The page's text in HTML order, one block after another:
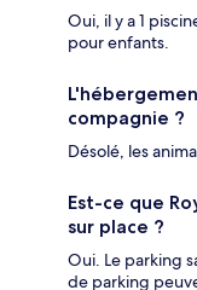
Oui, il y a 1
pour enfants.
compagnie ?
Désolé, les
Est-ce que
sur place ?
Oui. Le parking
de parking